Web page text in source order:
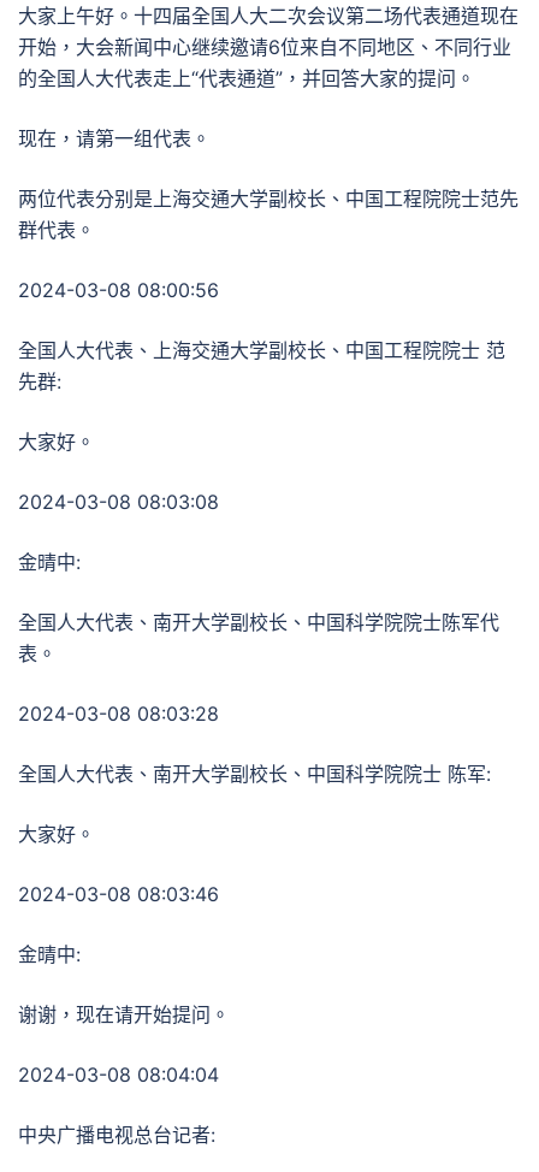
大家上午好。十四届全国人大二次会议第二场代表通道现在
开始，大会新闻中心继续邀请6位来自不同地区、不同行业
的全国人大代表走上“代表通道”，并回答大家的提问。
现在，请第一组代表。
两位代表分别是上海交通大学副校长、中国工程院院士范先
群代表。
2024-03-08 08:00:56
全国人大代表、上海交通大学副校长、中国工程院院士 范
先群:
大家好。
2024-03-08 08:03:08
金晴中:
全国人大代表、南开大学副校长、中国科学院院士陈军代
表。
2024-03-08 08:03:28
全国人大代表、南开大学副校长、中国科学院院士 陈军:
大家好。
2024-03-08 08:03:46
金晴中:
谢谢，现在请开始提问。
2024-03-08 08:04:04
中央广播电视总台记者: